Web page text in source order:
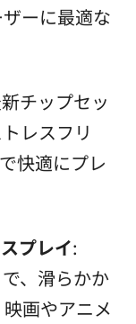
ーに最適な
チップセッ
レスフリ
快適にプレ
プレイ:
、滑らかか
画やアニメ